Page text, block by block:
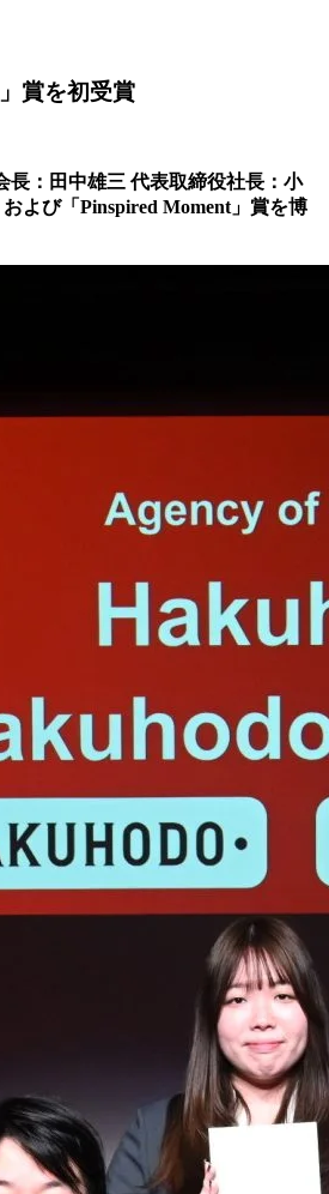
賞を初受賞
長：田中雄三 代表取締役社長：小
よび「Pinspired Moment」賞を博